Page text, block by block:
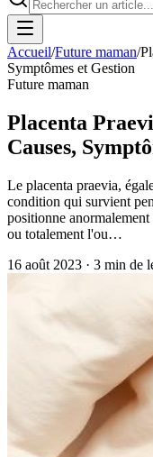
Accueil/Future maman/
Symptômes et Gestion
Future maman
Placenta
Causes,
Le placenta praevia,
condition qui survient
positionne
ou totalement l'ou…
16 août 2023 · 3 min de